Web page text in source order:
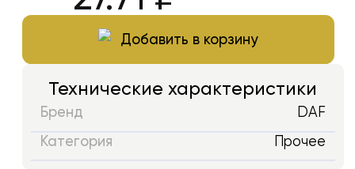
Добавить в корзину
Технические характеристики
Бренд DAF
Категория Прочее